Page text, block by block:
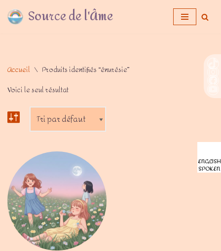
Aller Source de l'Âme
Accueil \ Produits identifiés “énurésie”
Voici le seul résultat
ENGLISH
SPOKEN